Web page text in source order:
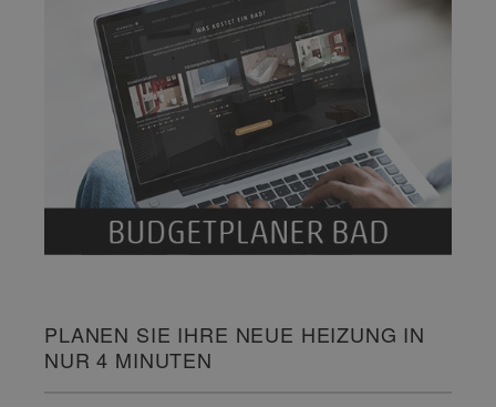
PLANEN SIE IHRE NEUE HEIZUNG IN
NUR 4 MINUTEN